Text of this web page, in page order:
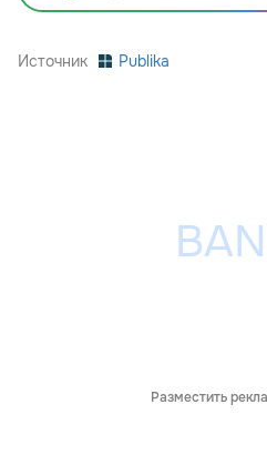
Источник Publika
Разместить